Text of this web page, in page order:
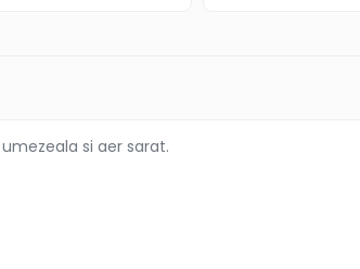
si aer sarat.